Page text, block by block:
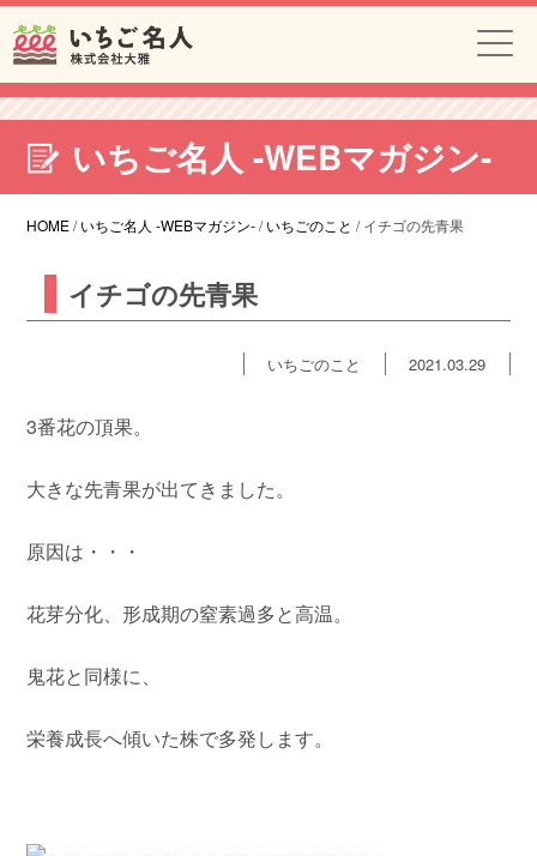
いちご名人 -WEBマガジン-
HOME/いちご名人 -WEBマガジン-/いちごのこと /イチゴの先青果
イチゴの先青果
いちごのこと 2021.03.29
3番花の頂果。
大きな先青果が出てきました。
原因は・・・
花芽分化、形成期の窒素過多と高温。
鬼花と同様に、
栄養成長へ傾いた株で多発します。